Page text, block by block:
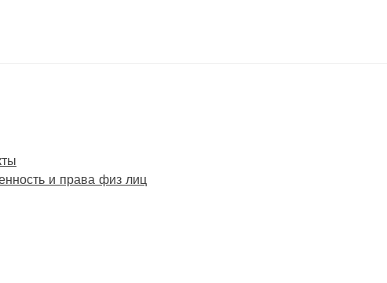
и права физ лиц